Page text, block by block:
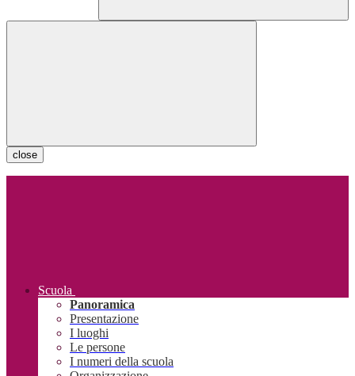
close
Scuola
Panoramica
Presentazione
I luoghi
Le persone
I numeri della scuola